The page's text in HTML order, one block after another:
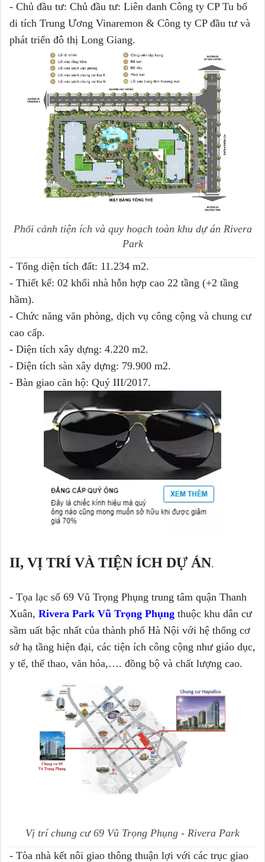
- Chủ đầu tư: Chủ đầu tư: Liên danh Công ty CP Tu bổ
di tích Trung Ương Vinaremon & Công ty CP đầu tư và
phát triển đô thị Long Giang.
Phối cảnh tiện ích và quy hoạch toàn khu dự án Rivera
Park
- Tổng diện tích đất: 11.234 m2.
- Thiết kế: 02 khối nhà hỗn hợp cao 22 tầng (+2 tầng
hầm).
- Chức năng văn phòng, dịch vụ công cộng và chung cư
cao cấp.
- Diện tích xây dựng: 4.220 m2.
- Diện tích sàn xây dựng: 79.900 m2.
- Bàn giao căn hộ: Quý III/2017.
II, VỊ TRÍ VÀ TIỆN ÍCH DỰ ÁN.
- Tọa lạc số 69 Vũ Trọng Phụng trung tâm quận Thanh
Xuân, Rivera Park Vũ Trọng Phụng thuộc khu dân cư
sầm uất bậc nhất của thành phố Hà Nội với hệ thống cơ
sở hạ tầng hiện đại, các tiện ích công cộng như giáo dục,
y tế, thể thao, văn hóa,…. đồng bộ và chất lượng cao.
Vị trí chung cư 69 Vũ Trọng Phụng - Rivera Park
- Tòa nhà kết nôi giao thông thuận lợi với các trục giao